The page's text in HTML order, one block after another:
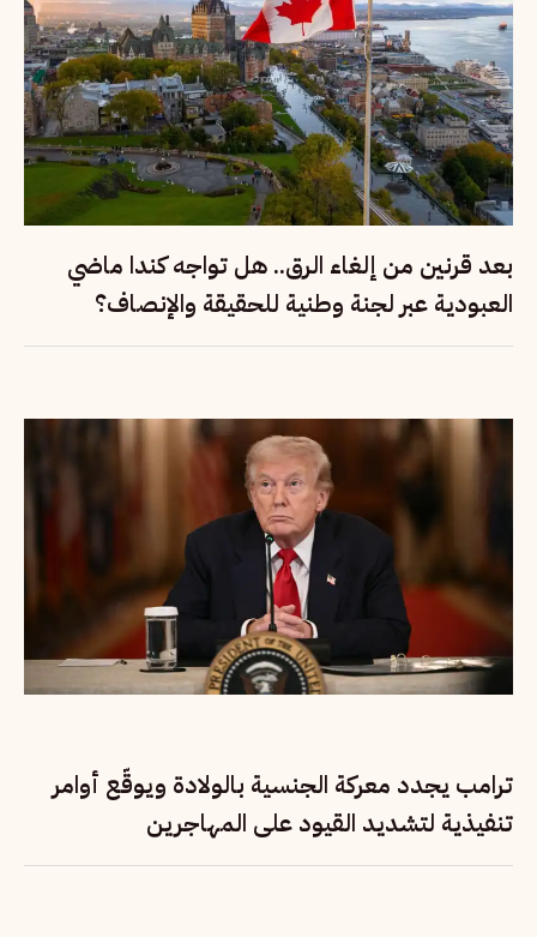
بعد قرنين من إلغاء الرق.. هل تواجه كندا ماضي
العبودية عبر لجنة وطنية للحقيقة والإنصاف؟
ترامب يجدد معركة الجنسية بالولادة ويوقّع أوامر
تنفيذية لتشديد القيود على المهاجرين